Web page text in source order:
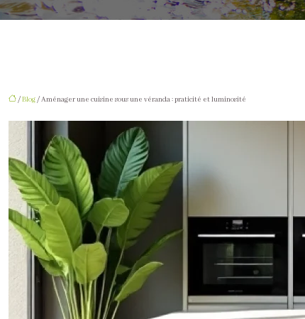
/Blog/ Aménager une cuisine sous une véranda : praticité et luminosité